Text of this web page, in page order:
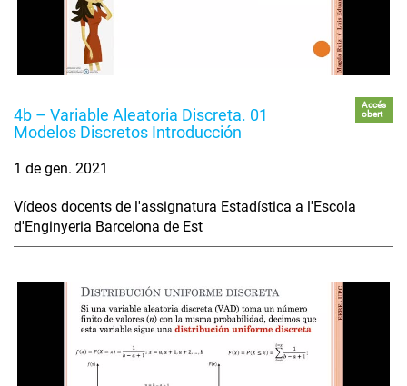
4b – Variable Aleatoria Discreta. 01
Modelos Discretos Introducción
Accés
obert
1 de gen. 2021
Vídeos docents de l'assignatura Estadística a l'Escola
d'Enginyeria Barcelona de Est